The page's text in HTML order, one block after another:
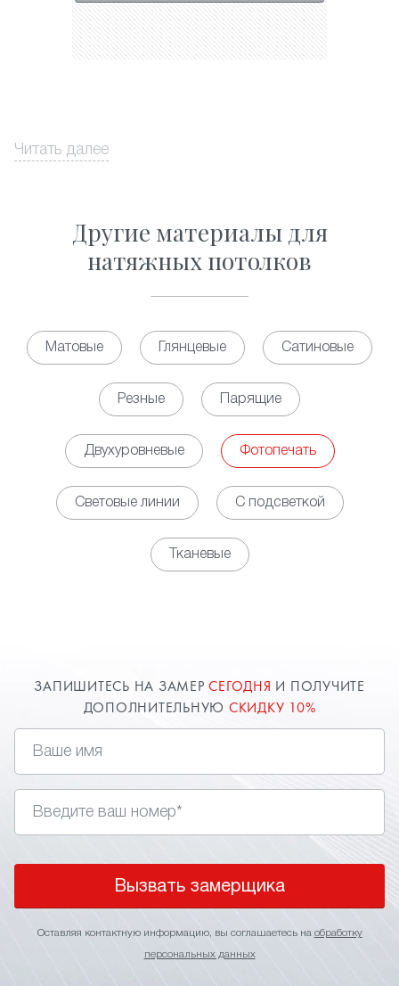
Читать далее
Другие материалы для
натяжных потолков
Матовые Глянцевые Сатиновые
Резные Парящие
Двухуровневые Фотопечать
Световые линии С подсветкой
Тканевые
ЗАПИШИТЕСЬ НА ЗАМЕРСЕГОДНЯ И ПОЛУЧИТЕ
ДОПОЛНИТЕЛЬНУЮ СКИДКУ 10%
Вызвать замерщика
Оставляя контактную информацию, вы соглашаетесь на обработку
персональных данных